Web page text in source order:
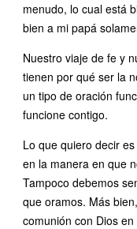
menudo, lo cual está
bien a mi papá
Nuestro viaje de fe y
tienen por qué ser la
un tipo de oración
funcione contigo.
Lo que quiero decir
en la manera en que
Tampoco debemos
que oramos. Más
comunión con Dios